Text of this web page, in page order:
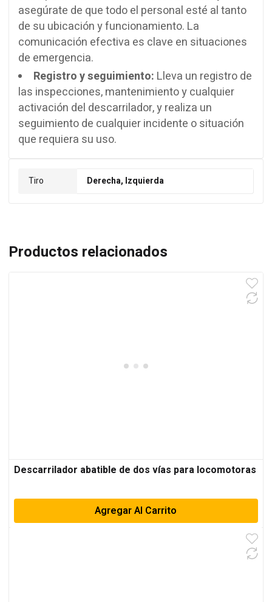
asegúrate de que todo el personal esté al tanto
de su ubicación y funcionamiento. La
comunicación efectiva es clave en situaciones
de emergencia.
Registro y seguimiento: Lleva un registro de
las inspecciones, mantenimiento y cualquier
activación del descarrilador, y realiza un
seguimiento de cualquier incidente o situación
que requiera su uso.
Tiro Derecha, Izquierda
Productos relacionados
Descarrilador abatible de dos vías para locomotoras
Agregar Al Carrito